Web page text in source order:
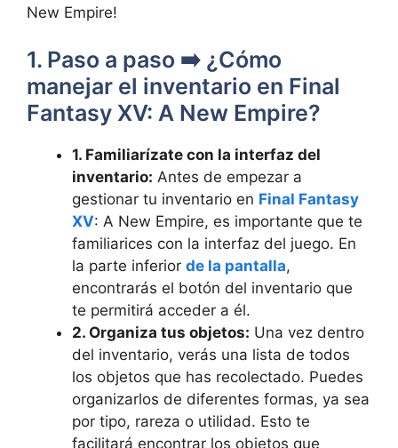
New Empire!
1. Paso a paso ➡️ ¿Cómo
manejar el inventario en Final
Fantasy XV: A New Empire?
1. ⁢Familiarízate⁣ con la⁢ interfaz del⁣
inventario: Antes de empezar a
gestionar tu inventario en Final Fantasy
XV: A New Empire, es importante que te
familiarices ⁤con la interfaz del juego. En
la parte inferior de la pantalla,
‍encontrarás​ el botón del ⁣inventario que
te permitirá acceder a él.
2. Organiza tus objetos: Una vez dentro
del inventario, verás una lista de todos
‍los objetos que has recolectado. Puedes
organizarlos de diferentes formas,‍ ya sea
por tipo, rareza o utilidad. Esto ⁢te
facilitará encontrar los objetos ‍que